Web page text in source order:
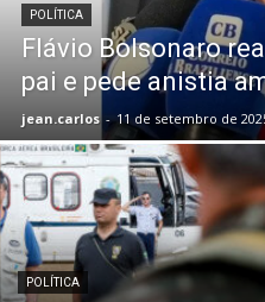
POLÍTICA
Flávio Bolsonaro
pai e pede anistia
jean.carlos - 11 de setembro de
POLÍTICA